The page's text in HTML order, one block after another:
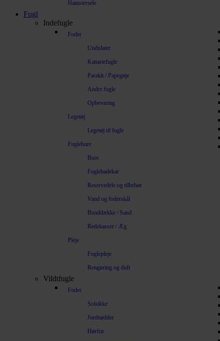
Hamstersele
Fugl
Indefugle
Foder
Undulater
Kanariefugle
Parakit / Papegøje
Andre fugle
Opbevaring
Legetøj
Legetøj til fugle
Fuglebure
Bure
Fuglebadekar
Reservedele og tilbehør
Vand og foderskål
Bunddække / Sand
Redekasser / Æg
Pleje
Fuglepleje
Rengøring og duft
Vildtfugle
Foder
Solsikke
Jordnødder
Hørfrø